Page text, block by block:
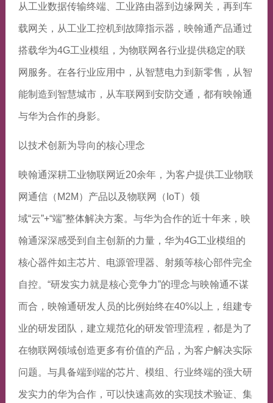
从工业数据传输终端、工业路由器到边缘网关，再到车
载网关，从工业工控机到故障指示器，映翰通产品通过
搭载华为4G工业模组，为物联网各行业提供稳定的联
网服务。在各行业应用中，从智慧电力到新零售，从智
能制造到智慧城市，从车联网到安防交通，都有映翰通
与华为合作的身影。
以技术创新为导向的核心理念
映翰通深耕工业物联网近20余年，为客户提供工业物联
网通信（M2M）产品以及物联网（IoT）领
域“云”+“端”整体解决方案。与华为合作的近十年来，映
翰通深深感受到自主创新的力量，华为4G工业模组的
核心器件如主芯片、电源管理器、射频等核心部件完全
自控。“研发实力就是核心竞争力”的理念与映翰通不谋
而合，映翰通研发人员的比例始终在40%以上，组建专
业的研发团队，建立规范化的研发管理流程，都是为了
在物联网领域创造更多有价值的产品，为客户解决实际
问题。与具备端到端的芯片、模组、行业终端的强大研
发实力的华为合作，可以快速高效的实现技术验证、集